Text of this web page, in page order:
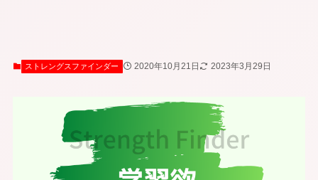
ストレングスファインダー 2020年10月21日 2023年3月29日